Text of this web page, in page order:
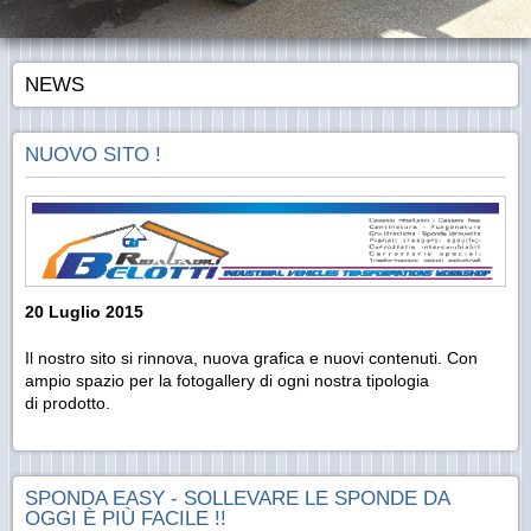
NEWS
NUOVO SITO !
20 Luglio 2015
Il nostro sito si rinnova, nuova grafica e nuovi contenuti. Con
ampio spazio per la fotogallery di ogni nostra tipologia
di prodotto.
SPONDA EASY - SOLLEVARE LE SPONDE DA
OGGI È PIÙ FACILE !!